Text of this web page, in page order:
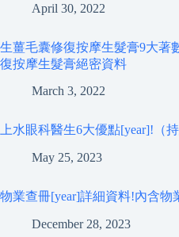
April 30, 2022
生薑毛囊修復按摩生髮膏9大著
復按摩生髮膏絕密資料
March 3, 2022
上水眼科醫生6大優點[year]!（持
May 25, 2023
物業查冊[year]詳細資料!內含物
December 28, 2023